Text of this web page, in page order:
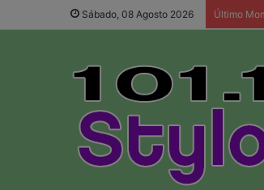
Sábado, 08 Agosto 2026 Último